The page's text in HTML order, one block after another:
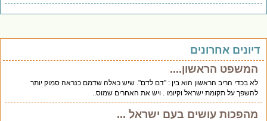
אחרונים
המשפט הראשון....
לא בכדי הריב הראשון הוא בין : "דם לדם". שיש כאלה שדמם כנראה סמוק יותר
להשפך על תקומת ישראל וקיומו . ויש את האחרים שמוס..
מהפכות עושים בעם ישראל ...